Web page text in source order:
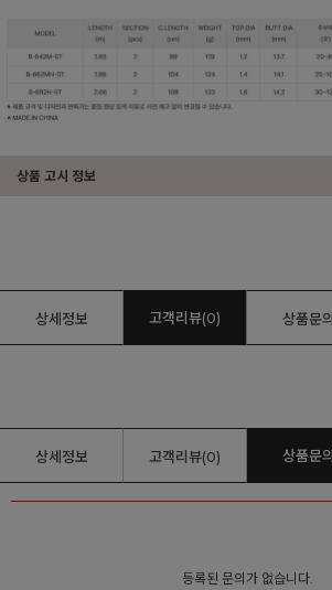
상품 고시 정보
상세정보 고객리뷰(0) 상품문의
상세정보 고객리뷰(0) 상품문의
등록된 문의가 없습니다.